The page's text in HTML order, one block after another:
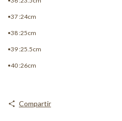
•37 :24cm
•38 :25cm
•39 :25.5cm
•40 :26cm
Compartir